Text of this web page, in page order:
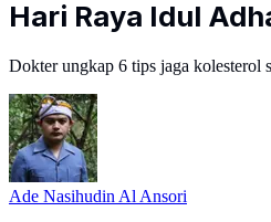
Hari Raya Idul
Dokter ungkap 6 tips jaga kolesterol
Ade Nasihudin Al Ansori